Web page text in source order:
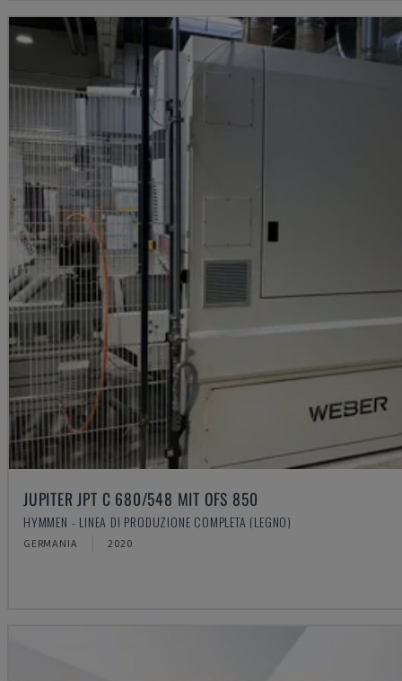
JUPITER JPT C 680/548 MIT OFS 850
HYMMEN - LINEA DI PRODUZIONE COMPLETA (LEGNO)
GERMANIA 2020